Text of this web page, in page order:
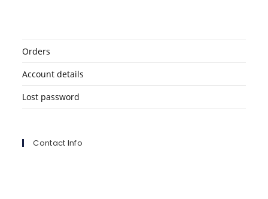
Orders
Account details
Lost password
Contact Info